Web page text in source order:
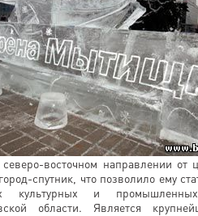
восточном направлении от
спутник, что позволило ему
культурных и
области. Является